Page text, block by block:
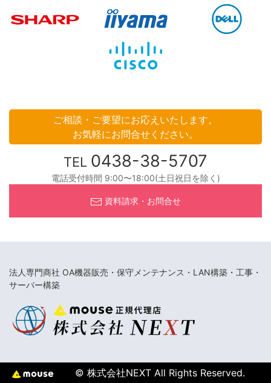
ご相談・ご要望にお応えいたします。
お気軽にお問合せください。
TEL 0438-38-5707
電話受付時間 9:00〜18:00(土日祝日を除く)
資料請求・お問合せ
法人専門商社 OA機器販売・保守メンテナンス・LAN構築・工事・
サーバー構築
© 株式会社NEXT All Rights Reserved.